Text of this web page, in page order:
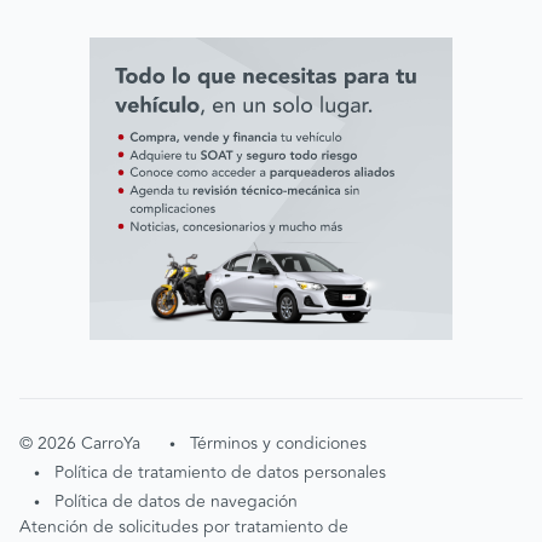
©2026 CarroYa • Términos y condiciones
• Política de tratamiento de datos personales
•
Política de datos de navegación
Atención de solicitudes por tratamiento de